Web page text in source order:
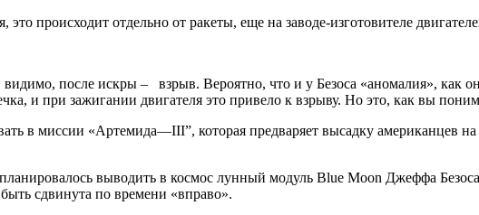
это происходит отдельно от ракеты, еще на заводе-изготовителе
после искры – взрыв. Вероятно, что и у Безоса «аномалия», как он
и при зажигании двигателя это привело к взрыву. Но это, как вы
в миссии «Артемида—III”, которая предваряет высадку американцев
выводить в космос лунный модуль Blue Moon Джеффа
сдвинута по времени «вправо».